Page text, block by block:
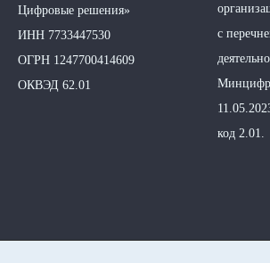
Цифровые решения»
ИНН 7733447530
ОГРН 1247700414609
ОКВЭД 62.01
с
код 2.01.